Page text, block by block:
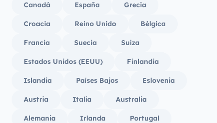
Canadá España Grecia
Croacia Reino Unido Bélgica
Francia Suecia Suiza
Estados Unidos (EEUU) Finlandia
Islandia Países Bajos Eslovenia
Austria Italia Australia
Alemania Irlanda Portugal